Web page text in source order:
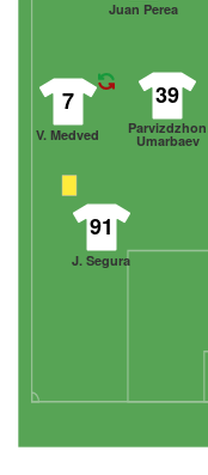
91
J. Segura
7
V. Medved
39
Parvizdzhon
Umarbaev
Juan Perea